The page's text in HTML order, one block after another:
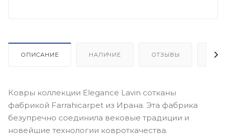
ОПИСАНИЕ НАЛИЧИЕ ОТЗЫВЫ
Ковры коллекции Elegance Lavin сотканы
фабрикой Farrahicarpet из Ирана. Эта фабрика
безупречно соединила вековые традиции и
новейшие технологии ковроткачества.